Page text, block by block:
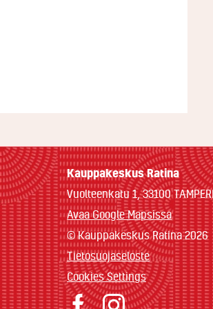
Kauppakeskus Ratina
Vuolteenkatu 1, 33100
Avaa Google Mapsissa
© Kauppakeskus Ratina 2026
Tietosuojaseloste
Cookies Settings